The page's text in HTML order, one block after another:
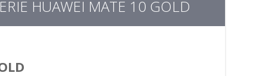
HUAWEI MATE 10 GOLD